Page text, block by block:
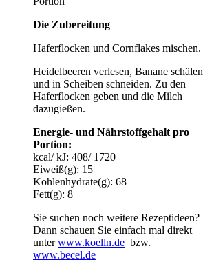
Die Zubereitung
Haferflocken und Cornflakes mischen.
Heidelbeeren verlesen, Banane schälen
und in Scheiben schneiden. Zu den
Haferflocken geben und die Milch
dazugießen.
Energie- und Nährstoffgehalt pro
Portion:
kcal/ kJ: 408/ 1720
Eiweiß(g): 15
Kohlenhydrate(g): 68
Fett(g): 8
Sie suchen noch weitere Rezeptideen?
Dann schauen Sie einfach mal direkt
unterwww.koelln.de bzw.
www.becel.de